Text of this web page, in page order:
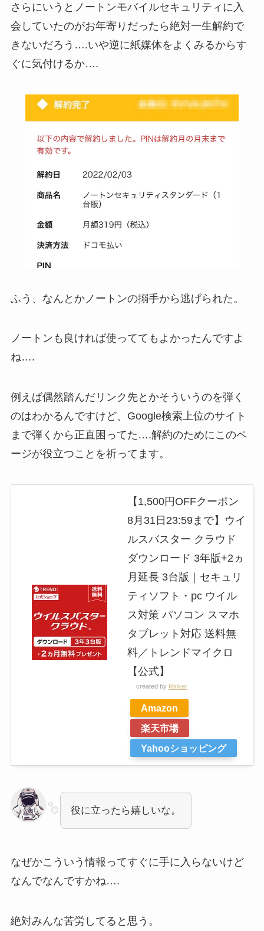
さらにいうとノートンモバイルセキュリティに入
会していたのがお年寄りだったら絶対一生解約で
きないだろう….いや逆に紙媒体をよくみるからす
ぐに気付けるか….
ふう、なんとかノートンの搦手から逃げられた。
ノートンも良ければ使っててもよかったんですよ
ね….
例えば偶然踏んだリンク先とかそういうのを弾く
のはわかるんですけど、Google検索上位のサイト
まで弾くから正直困ってた….解約のためにこのペ
ージが役立つことを祈ってます。
【1,500円OFFクーポン
8月31日23:59まで】ウイ
ルスバスター クラウド
ダウンロード 3年版+2ヵ
月延長 3台版｜セキュリ
ティソフト・pc ウイル
ス対策 パソコン スマホ
タブレット対応 送料無
料／トレンドマイクロ
【公式】
created by Rinker
Amazon
楽天市場
Yahooショッピング
役に立ったら嬉しいな。
なぜかこういう情報ってすぐに手に入らないけど
なんでなんですかね….
絶対みんな苦労してると思う。